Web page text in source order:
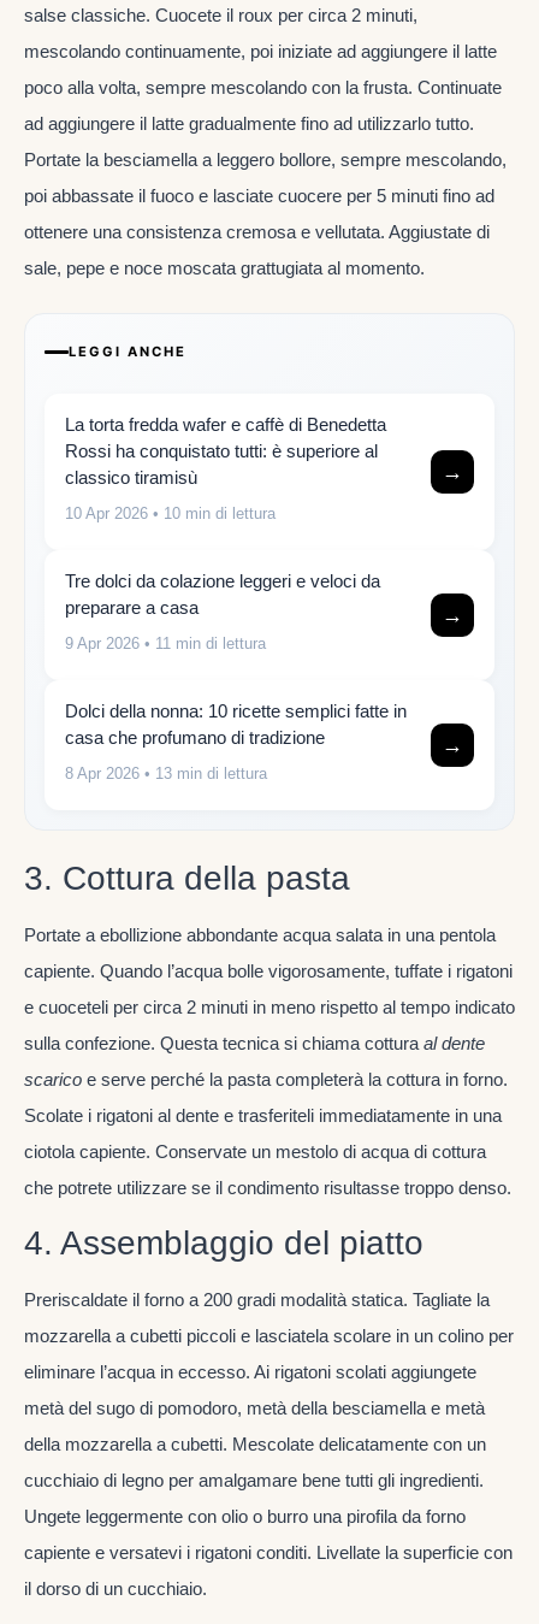
salse classiche. Cuocete il roux per circa 2 minuti,
mescolando continuamente, poi iniziate ad aggiungere il latte
poco alla volta, sempre mescolando con la frusta. Continuate
ad aggiungere il latte gradualmente fino ad utilizzarlo tutto.
Portate la besciamella a leggero bollore, sempre mescolando,
poi abbassate il fuoco e lasciate cuocere per 5 minuti fino ad
ottenere una consistenza cremosa e vellutata. Aggiustate di
sale, pepe e noce moscata grattugiata al momento.
LEGGI ANCHE
La torta fredda wafer e caffè di Benedetta
Rossi ha conquistato tutti: è superiore al
classico tiramisù
10 Apr 2026 • 10 min di lettura
→
Tre dolci da colazione leggeri e veloci da
preparare a casa
9 Apr 2026 • 11 min di lettura
→
Dolci della nonna: 10 ricette semplici fatte in
casa che profumano di tradizione
8 Apr 2026 • 13 min di lettura
→
3. Cottura della pasta
Portate a ebollizione abbondante acqua salata in una pentola
capiente. Quando l’acqua bolle vigorosamente, tuffate i rigatoni
e cuoceteli per circa 2 minuti in meno rispetto al tempo indicato
sulla confezione. Questa tecnica si chiama cottura al dente
scarico e serve perché la pasta completerà la cottura in forno.
Scolate i rigatoni al dente e trasferiteli immediatamente in una
ciotola capiente. Conservate un mestolo di acqua di cottura
che potrete utilizzare se il condimento risultasse troppo denso.
4. Assemblaggio del piatto
Preriscaldate il forno a 200 gradi modalità statica. Tagliate la
mozzarella a cubetti piccoli e lasciatela scolare in un colino per
eliminare l’acqua in eccesso. Ai rigatoni scolati aggiungete
metà del sugo di pomodoro, metà della besciamella e metà
della mozzarella a cubetti. Mescolate delicatamente con un
cucchiaio di legno per amalgamare bene tutti gli ingredienti.
Ungete leggermente con olio o burro una pirofila da forno
capiente e versatevi i rigatoni conditi. Livellate la superficie con
il dorso di un cucchiaio.